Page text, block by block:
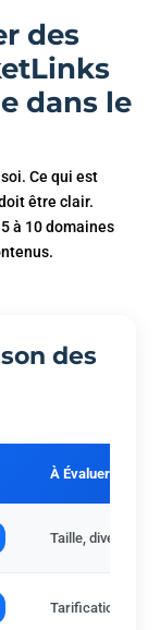
des
dans le
Ce qui est
être clair.
à 10 domaines
des
À Évaluer
Taille, diversité
Tarification